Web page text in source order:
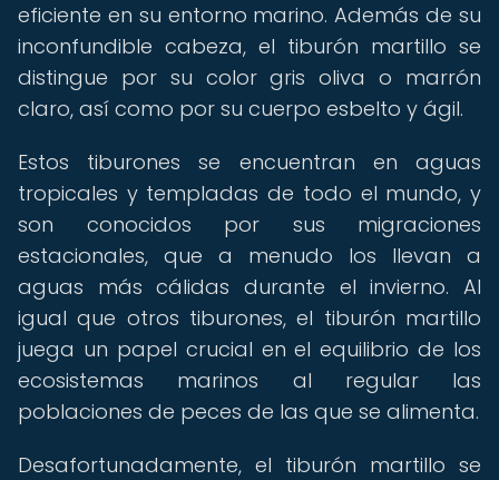
eficiente en su entorno marino. Además de su
inconfundible cabeza, el tiburón martillo se
distingue por su color gris oliva o marrón
claro, así como por su cuerpo esbelto y ágil.
Estos tiburones se encuentran en aguas
tropicales y templadas de todo el mundo, y
son conocidos por sus migraciones
estacionales, que a menudo los llevan a
aguas más cálidas durante el invierno. Al
igual que otros tiburones, el tiburón martillo
juega un papel crucial en el equilibrio de los
ecosistemas marinos al regular las
poblaciones de peces de las que se alimenta.
Desafortunadamente, el tiburón martillo se